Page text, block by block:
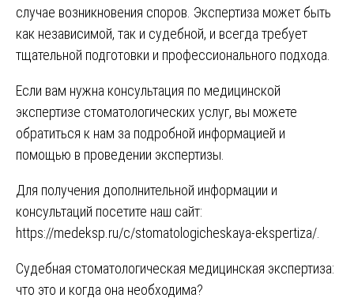
случае возникновения споров. Экспертиза может быть
как независимой, так и судебной, и всегда требует
тщательной подготовки и профессионального подхода.
Если вам нужна консультация по медицинской
экспертизе стоматологических услуг, вы можете
обратиться к нам за подробной информацией и
помощью в проведении экспертизы.
Для получения дополнительной информации и
консультаций посетите наш сайт:
https://medeksp.ru/c/stomatologicheskaya-ekspertiza/
Навигация
Судебная стоматологическая медицинская экспертиза:
что это и когда она необходима?